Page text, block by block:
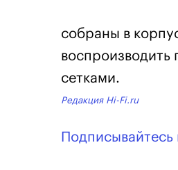
собраны в
сетками.
Редакция Hi-Fi.ru